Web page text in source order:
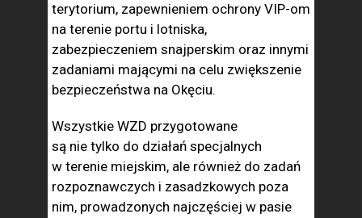
terytorium, zapewnieniem ochrony VIP-om
na terenie portu i lotniska,
zabezpieczeniem snajperskim oraz innymi
zadaniami mającymi na celu zwiększenie
bezpieczeństwa na Okęciu.
Wszystkie WZD przygotowane
są nie tylko do działań specjalnych
w terenie miejskim, ale również do zadań
rozpoznawczych i zasadzkowych poza
nim, prowadzonych najczęściej w pasie